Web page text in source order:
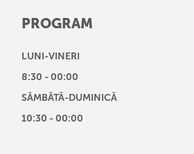
PROGRAM
LUNI-VINERI
8:30 - 00:00
SÂMBĂTĂ-DUMINICĂ
10:30 - 00:00